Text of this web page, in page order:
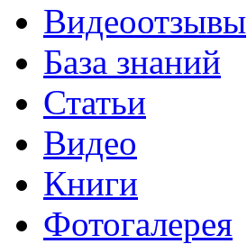
Видеоотзывы
База знаний
Статьи
Видео
Книги
Фотогалерея